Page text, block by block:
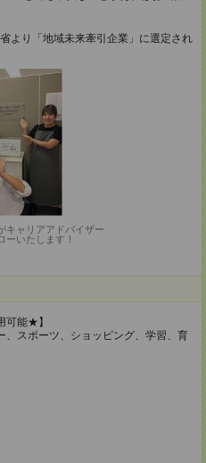
より「地域未来牽引企業」に選定され
キャリアアドバイザー
ーいたします！
可能★】
、スポーツ、ショッピング、学習、育